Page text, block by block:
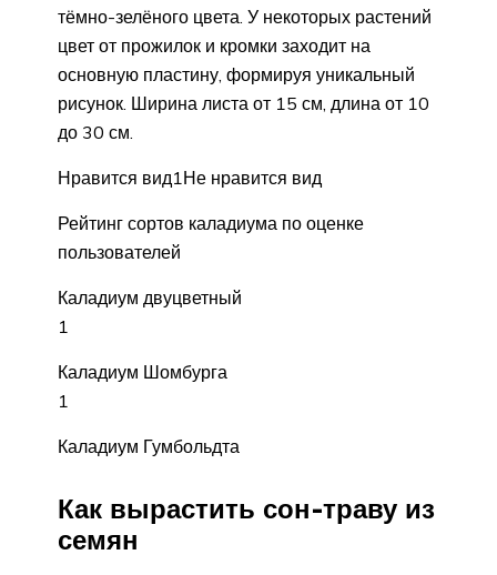
тёмно-зелёного цвета. У некоторых растений
цвет от прожилок и кромки заходит на
основную пластину, формируя уникальный
рисунок. Ширина листа от 15 см, длина от 10
до 30 см.
Нравится вид1Не нравится вид
Рейтинг сортов каладиума по оценке
пользователей
Каладиум двуцветный
1
Каладиум Шомбурга
1
Каладиум Гумбольдта
Как вырастить сон-траву из
семян